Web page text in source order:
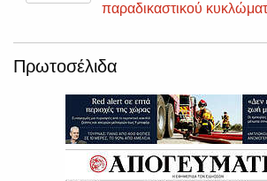
παραδικαστικού
Πρωτοσέλιδα